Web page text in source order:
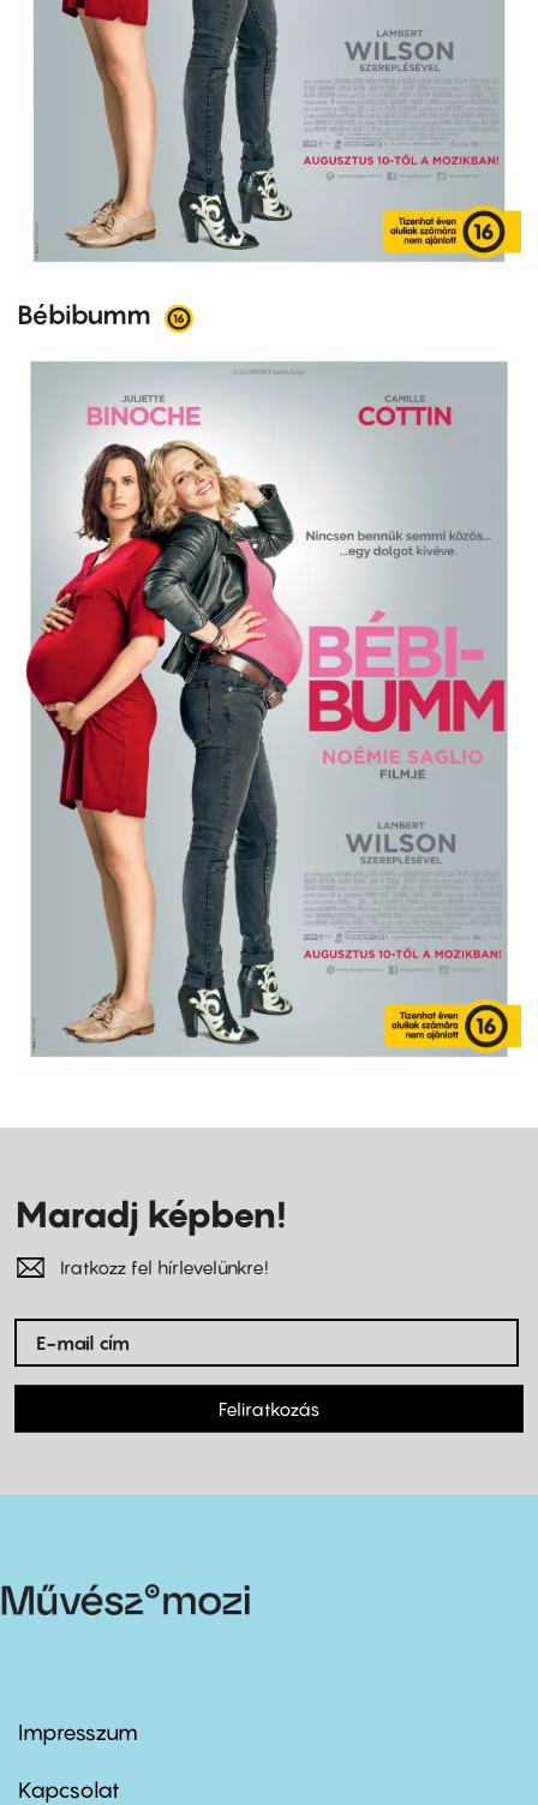
Bébibumm
Maradj képben!
Iratkozz fel hírlevelünkre!
Feliratkozás
Footer
first
Impresszum
Kapcsolat